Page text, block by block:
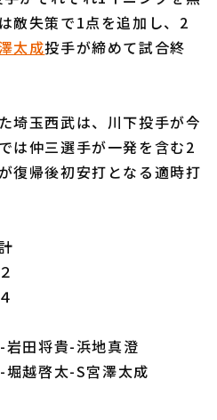
プライバシーポリシー
よくある質問
敵失策で1点を追加し、2
太成投手が締めて試合終
埼玉西武は、川下投手が今
は仲三選手が一発を含む2
復帰後初安打となる適時打
田将貴-浜地真澄
越啓太-S宮澤太成